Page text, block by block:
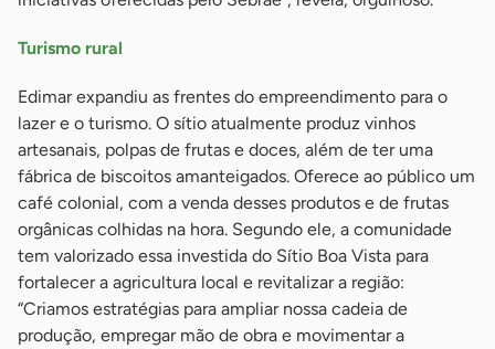
Turismo rural
Edimar expandiu as frentes do empreendimento para o
lazer e o turismo. O sítio atualmente produz vinhos
artesanais, polpas de frutas e doces, além de ter uma
fábrica de biscoitos amanteigados. Oferece ao público um
café colonial, com a venda desses produtos e de frutas
orgânicas colhidas na hora. Segundo ele, a comunidade
tem valorizado essa investida do Sítio Boa Vista para
fortalecer a agricultura local e revitalizar a região:
“Criamos estratégias para ampliar nossa cadeia de
produção, empregar mão de obra e movimentar a